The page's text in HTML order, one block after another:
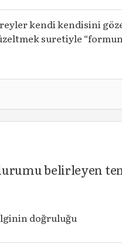
kendi kendisini
suretiyle
belirleyen
doğruluğu